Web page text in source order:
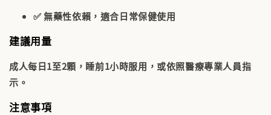
✅ 無藥性依賴，適合日常保健使用
建議用量
成人每日1至2顆，睡前1小時服用，或依照醫療專業人員指
示。
注意事項